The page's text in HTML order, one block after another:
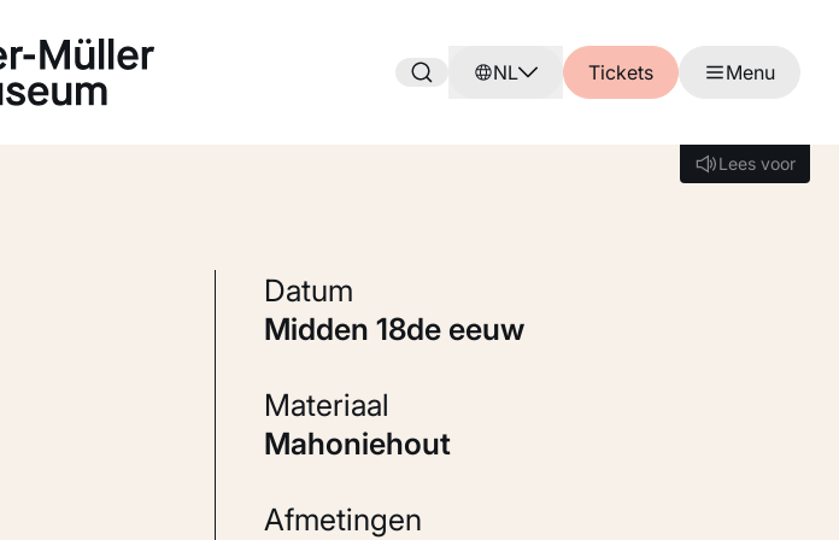
NL Tickets Menu
Lees voor
Lees voor
Datum
midden 18de eeuw
Materiaal
Mahoniehout
Afmetingen